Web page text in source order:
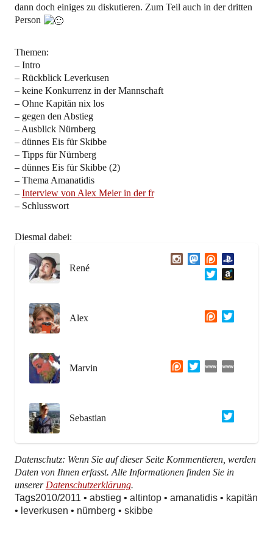
dann doch einiges zu diskutieren. Zum Teil auch in der dritten
Person
Themen:
– Intro
– Rückblick Leverkusen
– keine Konkurrenz in der Mannschaft
– Ohne Kapitän nix los
– gegen den Abstieg
– Ausblick Nürnberg
– dünnes Eis für Skibbe
– Tipps für Nürnberg
– dünnes Eis für Skibbe (2)
– Thema Amanatidis
– Interview von Alex Meier in der fr
– Schlusswort
Diesmal dabei:
René
Alex
Marvin
Sebastian
Datenschutz: Wenn Sie auf dieser Seite Kommentieren, werden
Daten von Ihnen erfasst. Alle Informationen finden Sie in
unserer Datenschutzerklärung.
Tags2010/2011 • abstieg • altintop• amanatidis• kapitän
• leverkusen • nürnberg • skibbe